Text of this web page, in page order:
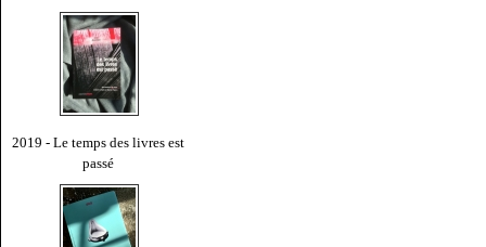
2019 - Le temps des livres est
passé